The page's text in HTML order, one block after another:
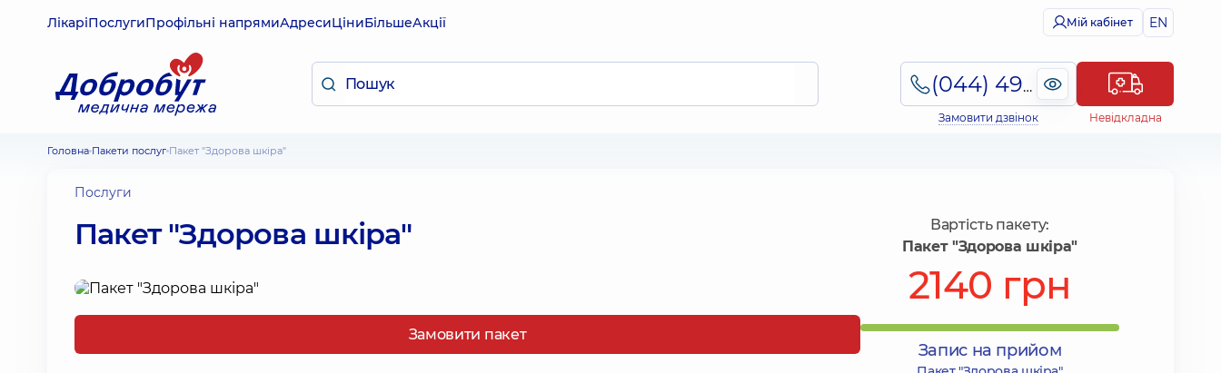
ЛікаріПослугиПрофільні напрямиАдресиЦіниБільшеАкції Мій кабінет EN
(044) 495-2-888
Замовити дзвінок Невідкладна
Головна Пакети послуг Пакет "Здорова шкіра"
Послуги
Пакет "Здорова шкіра"
Замовити пакет
Вартість пакету:
Пакет "Здорова шкіра"
2140 грн
Запис на прийом